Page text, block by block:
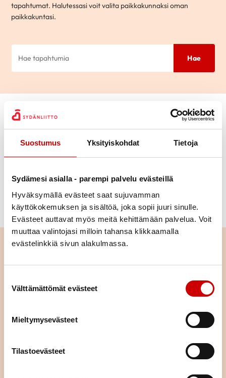
Suostumus Yksityiskohdat Tietoja
Sydämesi asialla - parempi palvelu evästeillä
Hyväksymällä evästeet saat sujuvamman
käyttökokemuksen ja sisältöä, joka sopii juuri sinulle.
Evästeet auttavat myös meitä kehittämään palvelua. Voit
muuttaa valintojasi milloin tahansa klikkaamalla
evästelinkkiä sivun alakulmassa.
Välttämättömät evästeet
Mieltymysevästeet
Tilastoevästeet
tapahtumat. Halutessasi voit valita paikkakunnaksi oman
paikkakuntasi.
Hae
Laji
Paikkakunta
Alue
Poista valinnat